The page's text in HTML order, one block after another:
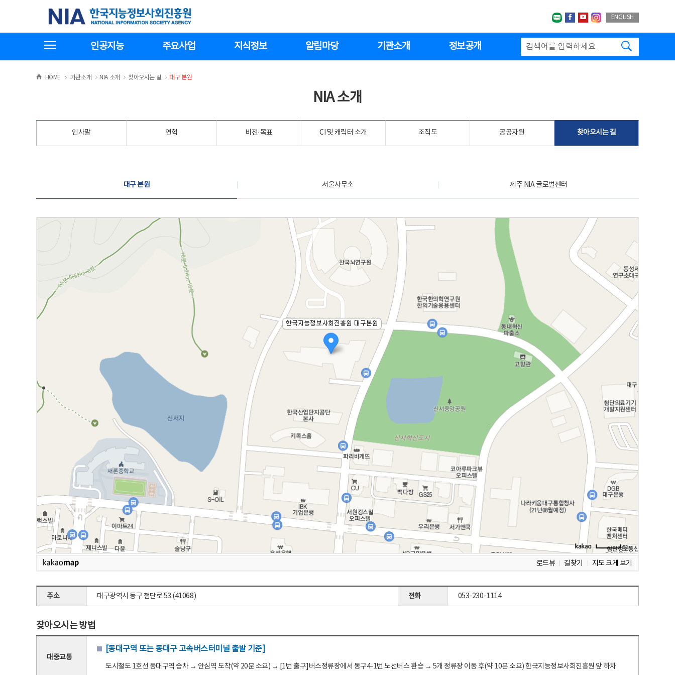
기
한국지능정보사회진흥원
네이버블로그
페이스북
유투브인스타그랩
ENGLISH
인공지능 주요사업 지식정보 알림마당 기관소개 정보공개
HOME >
기관소개 >NIA 소개 >
찾아오시는 길 >
대구 본원
NIA 소개
인사말 연혁 비전·목표 CI 및 캐릭터 소개 조직도 공공자원 찾아오시는 길
대구 본원 서울사무소 제주 NIA 글로벌센터
로드뷰 길찾기 지도 크게 보기
주소 대구광역시 동구 첨단로 53 (41068) 전화 053-230-1114
찾아오시는 방법
대중교통
[동대구역 또는 동대구 고속버스터미널 출발 기준]
도시철도 1호선 동대구역 승차 → 안심역 도착(약 20분 소요) → [1번 출구]버스정류장에서 동구4-1번 노선버스 환승 → 5개 정류장 이동 후(약 10분 소요) 한국지능정보사회진흥원 앞 하차